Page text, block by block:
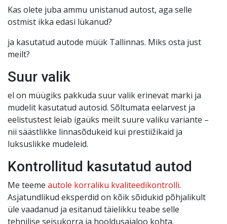
Kas olete juba ammu unistanud autost, aga selle
ostmist ikka edasi lükanud?
ja kasutatud autode müük Tallinnas. Miks osta just
meilt?
Suur valik
el on müügiks pakkuda suur valik erinevat marki ja
mudelit kasutatud autosid. Sõltumata eelarvest ja
eelistustest leiab igaüks meilt suure valiku variante –
nii säästlikke linnasõdukeid kui prestiižikaid ja
luksuslikke mudeleid.
Kontrollitud kasutatud autod
Me teeme autole korraliku kvaliteedikontrolli.
Asjatundlikud eksperdid on kõik sõidukid põhjalikult
üle vaadanud ja esitanud täielikku teabe selle
tehnilise seisukorra ja hooldusajaloo kohta.